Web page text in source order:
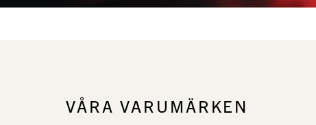
VÅRA VARUMÄRKEN